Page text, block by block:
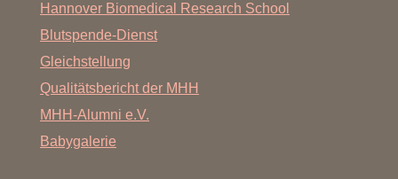
Hannover Biomedical Research School
Blutspende-Dienst
Gleichstellung
Qualitätsbericht der MHH
MHH-Alumni e.V.
Babygalerie